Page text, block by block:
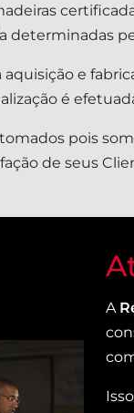
determinadas
e
é
pois
de seus
A